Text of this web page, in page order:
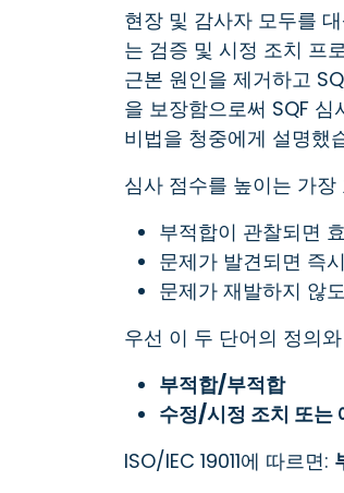
현장 및 감사자 모두를
는 검증 및 시정 조치 프
근본 원인을 제거하고
을 보장함으로써 SQF
비법을 청중에게 설명했
심사 점수를 높이는 가
부적합이 관찰되면
문제가 발견되면 즉
문제가 재발하지 않
우선 이 두 단어의 정의
부적합/부적합
수정/시정 조치 또는
ISO/IEC 19011에 따르면: